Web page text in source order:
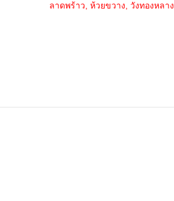
ลาดพร้าว, ห้วยขวาง, วังทองหลาง